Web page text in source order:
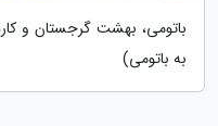
باتومی، بهشت گرجستان و
به باتومی)